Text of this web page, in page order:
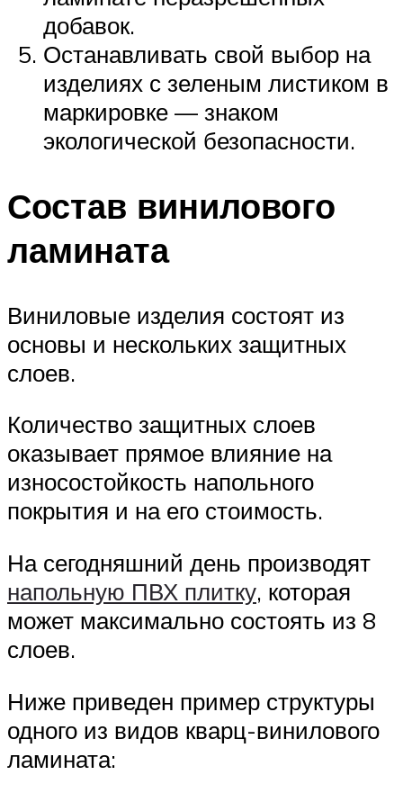
добавок.
Останавливать свой выбор на
изделиях с зеленым листиком в
маркировке — знаком
экологической безопасности.
Состав винилового
ламината
Виниловые изделия состоят из
основы и нескольких защитных
слоев.
Количество защитных слоев
оказывает прямое влияние на
износостойкость напольного
покрытия и на его стоимость.
На сегодняшний день производят
напольную ПВХ плитку, которая
может максимально состоять из 8
слоев.
Ниже приведен пример структуры
одного из видов кварц-винилового
ламината: